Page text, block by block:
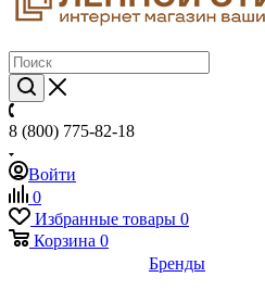
8 (800) 775-82-18
Войти
0
Избранные товары 0
Корзина 0
Бренды